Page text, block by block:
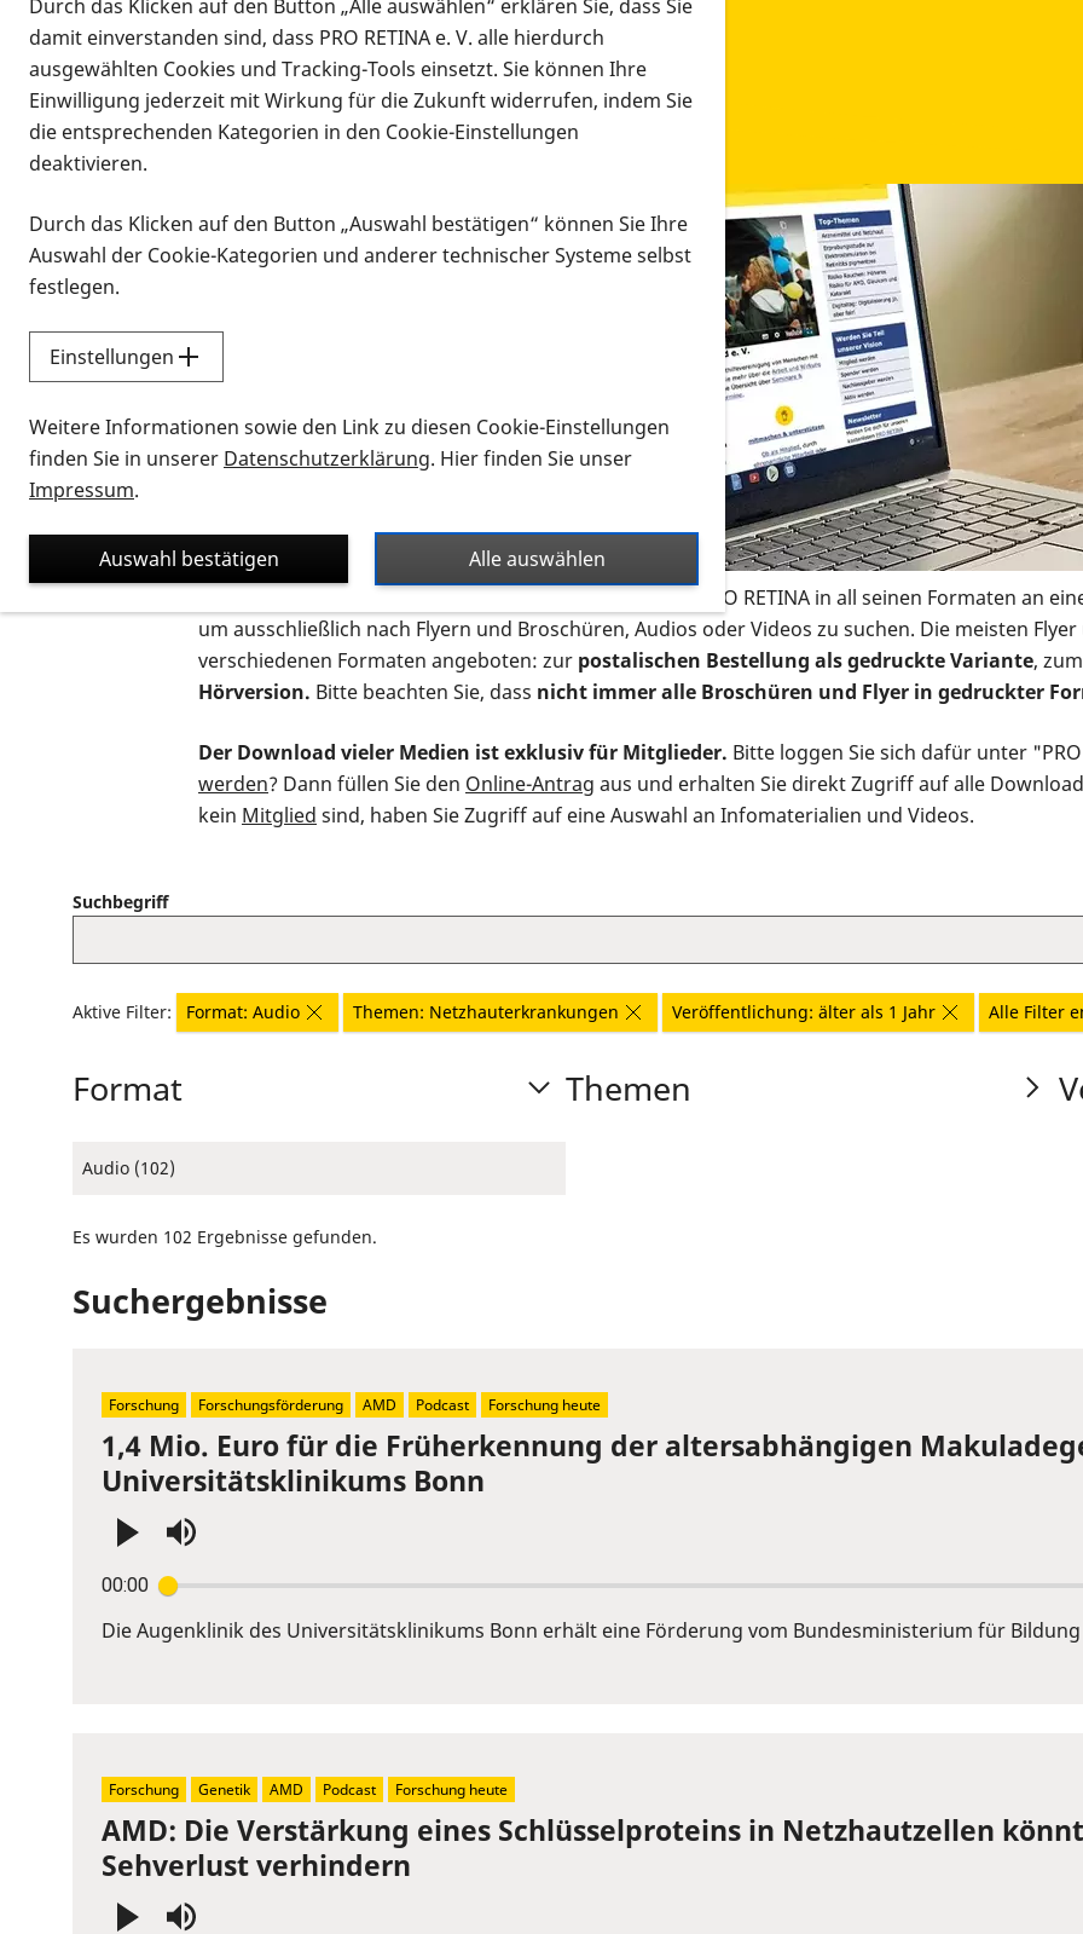
Infomaterial
Infomaterial
Vorlesen
Alle Infomaterialien in verschiedenen Formaten an
Sie möchten wissen, wie Sie nach Infonmaterial suchen und dieses bestellen bzw. herunterladen
Erklärvideos zum Thema Infomaterial auf der PRO RETINA-Website für blinde und
Auf dieser Seite finden Sie sämtliches Infomaterial der PRO RETINA in all seinen Formaten an
um ausschließlich nach Flyern und Broschüren, Audios oder Videos zu suchen. Die meisten
verschiedenen Formaten angeboten: zur postalischen Bestellung als gedruckte Variante,
Hörversion. Bitte beachten Sie, dass nicht immer alle Broschüren und Flyer in gedruckter
Der Download vieler Medien ist exklusiv für Mitglieder. Bitte loggen Sie sich dafür unter
werden? Dann füllen Sie den Online-Antrag aus und erhalten Sie direkt Zugriff auf alle
kein Mitglied sind, haben Sie Zugriff auf eine Auswahl an Infomaterialien und Videos.
Suchbegriff
Aktive Filter: Format: Audio Themen: Netzhauterkrankungen Veröffentlichung: älter als 1 Jahr Alle Filter
Format
Audio (102)
Themen
Es wurden 102 Ergebnisse gefunden.
Suchergebnisse
1,4 Mio. Euro für die Früherkennung der altersabhängigen
Universitätsklinikums Bonn
00:00
Enter
or
slider.
Die Augenklinik des Universitätsklinikums Bonn erhält eine Förderung vom Bundesministerium für
Forschung Forschungsförderung AMD Podcast Forschung heute
AMD: Die Verstärkung eines Schlüsselproteins in Netzhautzellen
Sehverlust verhindern
Forschung Genetik AMD Podcast Forschung heute
Durch das Klicken auf den Button „Alle auswählen“ erklären Sie, dass Sie
damit einverstanden sind, dass PRO RETINA e. V. alle hierdurch
ausgewählten Cookies und Tracking-Tools einsetzt. Sie können Ihre
Einwilligung jederzeit mit Wirkung für die Zukunft widerrufen, indem Sie
die entsprechenden Kategorien in den Cookie-Einstellungen
deaktivieren.
Durch das Klicken auf den Button „Auswahl bestätigen“ können Sie Ihre
Auswahl der Cookie-Kategorien und anderer technischer Systeme selbst
festlegen.
Einstellungen
Weitere Informationen sowie den Link zu diesen Cookie-Einstellungen
finden Sie in unserer Datenschutzerklärung. Hier finden Sie unser
Impressum.
Alle auswählen
Auswahl bestätigen